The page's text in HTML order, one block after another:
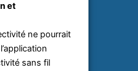
et
ne pourrait
sans fil